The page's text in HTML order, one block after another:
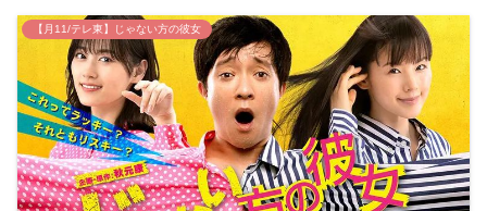
【月11/テレ東】じゃない方の彼女